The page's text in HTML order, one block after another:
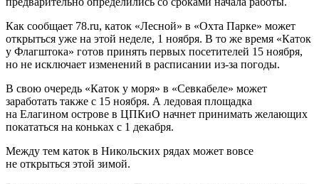
Как сообщает 78.ru, каток «Лесной» в «Охта Парке» может
открыться уже на этой неделе, 1 ноября. В то же время «Каток
у Флагштока» готов принять первых посетителей 15 ноября,
но не исключает изменений в расписании из-за погоды.
В свою очередь «Каток у моря» в «Севкабеле» может
заработать также с 15 ноября. А ледовая площадка
на Елагином острове в ЦПКиО начнет принимать желающих
покататься на коньках с 1 декабря.
Между тем каток в Никольских рядах может вовсе
не открыться этой зимой.